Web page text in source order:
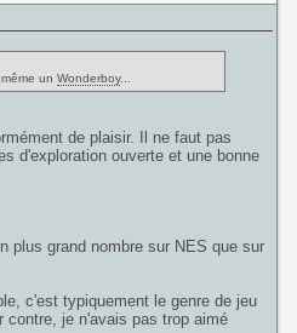
même un Wonderboy...
de plaisir. Il ne faut pas
d'exploration ouverte et une bonne
plus grand nombre sur NES que sur
c'est typiquement le genre de jeu
contre, je n'avais pas trop aimé